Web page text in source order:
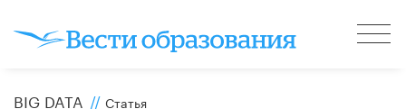
BIG DATA // Статья